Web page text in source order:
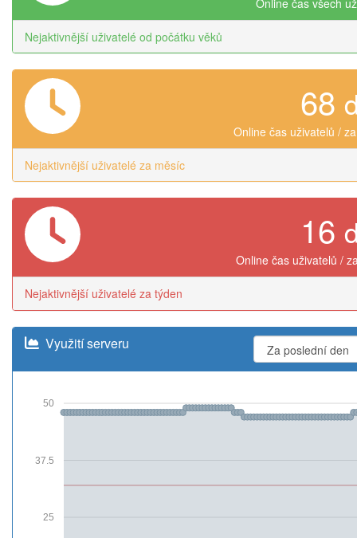
Nejaktivnější uživatelé od počátku věků
68
Online čas uživatelů /
Nejaktivnější uživatelé za měsíc
16
Online čas uživatelů /
Nejaktivnější uživatelé za týden
Využití serveru
25
37.5
50